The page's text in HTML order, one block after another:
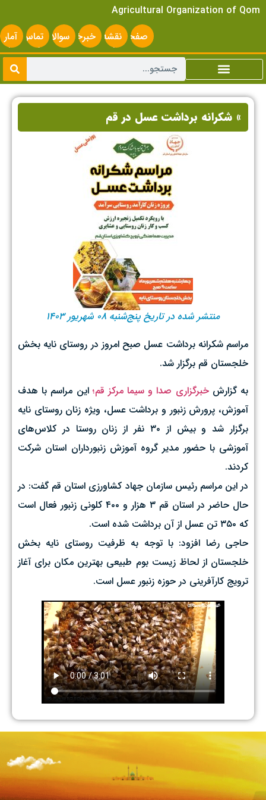
Agricultural Organization of Qom
صفحه
اصلی
نقشه
سایت
خبرخوانسوالات
متداول
تماس
با ما
آمار
» شکرانه برداشت عسل در قم
منتشر شده در تاریخ پنج‌شنبه ۰۸ شهریور ۱۴۰۳
مراسم شکرانه برداشت عسل صبح امروز در روستای نایه بخش
خلجستان قم برگزار شد.
به گزارشخبرگزاری صدا و سیما مرکز قم؛ این مراسم با هدف
آموزش، پرورش زنبور و برداشت عسل، ویژه زنان روستای نایه
برگزار شد و بیش از ۳۰ نفر از زنان روستا در کلاس‌های
آموزشی با حضور مدیر گروه آموزش زنبورداران استان شرکت
کردند.
در این مراسم رئیس سازمان جهاد کشاورزی استان قم گفت: در
حال حاضر در استان قم ۳ هزار و ۴۰۰ کلونی زنبور فعال است
که ۳۵۰ تن عسل از آن برداشت شده است.
حاجی رضا افزود: با توجه به ظرفیت روستای نایه بخش
خلجستان از لحاظ زیست بوم طبیعی بهترین مکان برای آغاز
ترویج کارآفرینی در حوزه زنبور عسل است.